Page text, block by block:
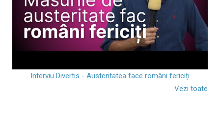
Interviu Divertis - Austeritatea face români fericiți
Vezi toate